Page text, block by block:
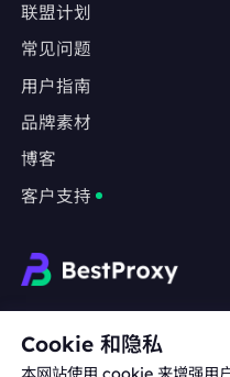
反爬严格的网站
采集LinkedIn、
交平台数据
绕过基于IP频率
金融数据（股票
房地产、旅游、
联盟计划
常见问题
用户指南
品牌素材
博客
客户支持
合作:
Cookie 和隐私